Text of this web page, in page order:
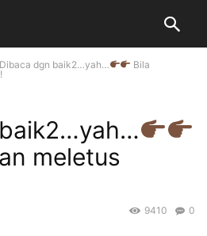
Dibaca dgn baik2…yah…
Bila
meletus
0
9410